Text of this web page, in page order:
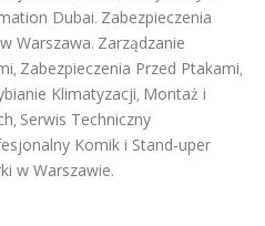
Dubai. Zabezpieczenia
Warszawa. Zarządzanie
, Zabezpieczenia Przed Ptakami,
Klimatyzacji, Montaż i
, Serwis Techniczny
Komik i Stand-uper
w Warszawie.